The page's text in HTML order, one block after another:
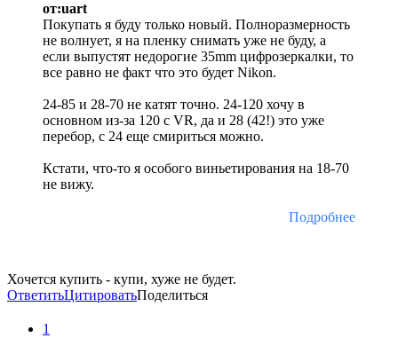
от:uart
Покупать я буду только новый. Полноразмерность
не волнует, я на пленку снимать уже не буду, а
если выпустят недорогие 35mm цифрозеркалки, то
все равно не факт что это будет Nikon.
24-85 и 28-70 не катят точно. 24-120 хочу в
основном из-за 120 с VR, да и 28 (42!) это уже
перебор, с 24 еще смириться можно.
Кстати, что-то я особого виньетирования на 18-70
не вижу.
Подробнее
Хочется купить - купи, хуже не будет.
ОтветитьЦитироватьПоделиться
1